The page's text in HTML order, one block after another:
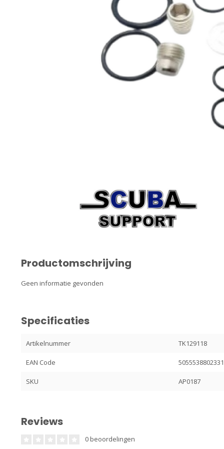
Productomschrijving
Geen informatie gevonden
Specificaties
Artikelnummer TK129118
EAN Code 5055538802331
SKU AP0187
Reviews
0 beoordelingen